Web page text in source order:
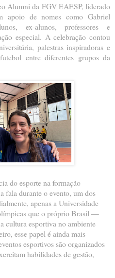
Alumni da FGV EAESP, liderado
apoio de nomes como Gabriel
ex-alunos, professores e
especial. A celebração contou
palestras inspiradoras e
entre diferentes grupos da
do esporte na formação
fala durante o evento, um dos
apenas a Universidade
que o próprio Brasil —
cultura esportiva no ambiente
esse papel é ainda mais
esportivos são organizados
habilidades de gestão,